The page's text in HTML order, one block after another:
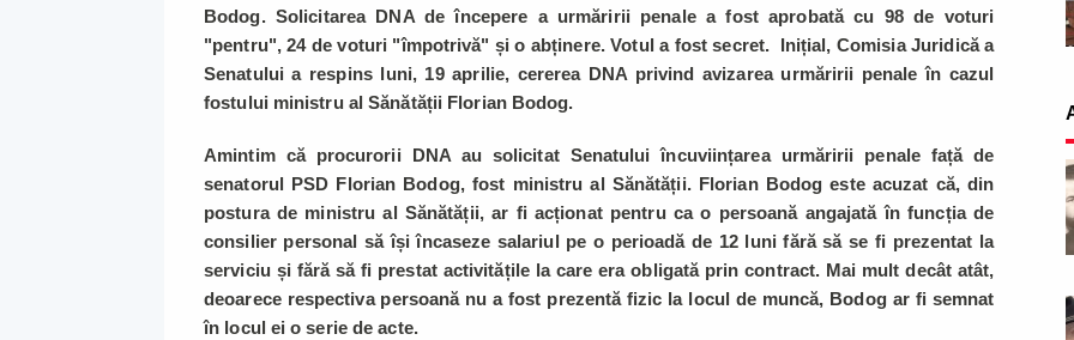
Bodog. Solicitarea DNA de începere a urmăririi penale a fost aprobată cu 98 de voturi
"pentru", 24 de voturi "împotrivă" și o abținere. Votul a fost secret. Inițial, Comisia Juridică a
Senatului a respins luni, 19 aprilie, cererea DNA privind avizarea urmăririi penale în cazul
fostului ministru al Sănătății Florian Bodog.
Amintim că procurorii DNA au solicitat Senatului încuviințarea urmăririi penale față de
senatorul PSD Florian Bodog, fost ministru al Sănătății. Florian Bodog este acuzat că, din
postura de ministru al Sănătății, ar fi acționat pentru ca o persoană angajată în funcția de
consilier personal să își încaseze salariul pe o perioadă de 12 luni fără să se fi prezentat la
serviciu și fără să fi prestat activitățile la care era obligată prin contract. Mai mult decât atât,
deoarece respectiva persoană nu a fost prezentă fizic la locul de muncă, Bodog ar fi semnat
în locul ei o serie de acte.